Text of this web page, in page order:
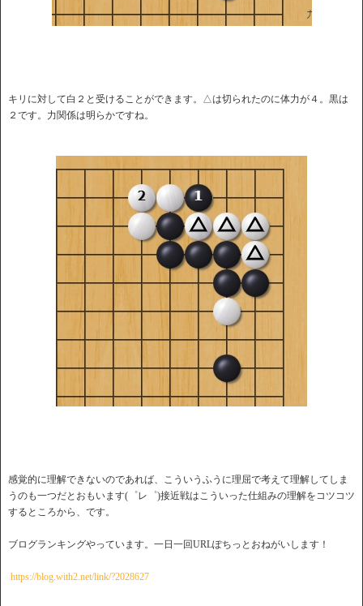
キリに対して白２と受けることができます。△は切られたのに体力が４。黒は
２です。力関係は明らかですね。
感覚的に理解できないのであれば、こういうふうに理屈で考えて理解してしま
うのも一つだとおもいます(゜レ゜)接近戦はこういった仕組みの理解をコツコツ
するところから、です。
ブログランキングやっています。一日一回URLぽちっとおねがいします！
https://blog.with2.net/link/?2028627